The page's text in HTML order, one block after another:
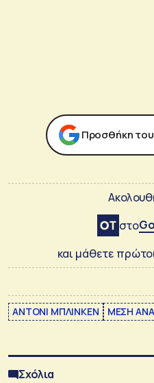
Προσθήκη
στο
και μάθετε
ΑΝΤΟΝΙ ΜΠΛΙΝΚΕΝ ΜΕΣΗ
Σχόλια